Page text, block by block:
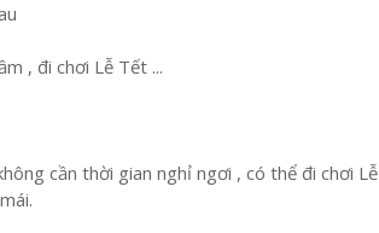
, đi chơi Lễ Tết ...
cần thời gian nghỉ ngơi , có thể đi chơi Lễ